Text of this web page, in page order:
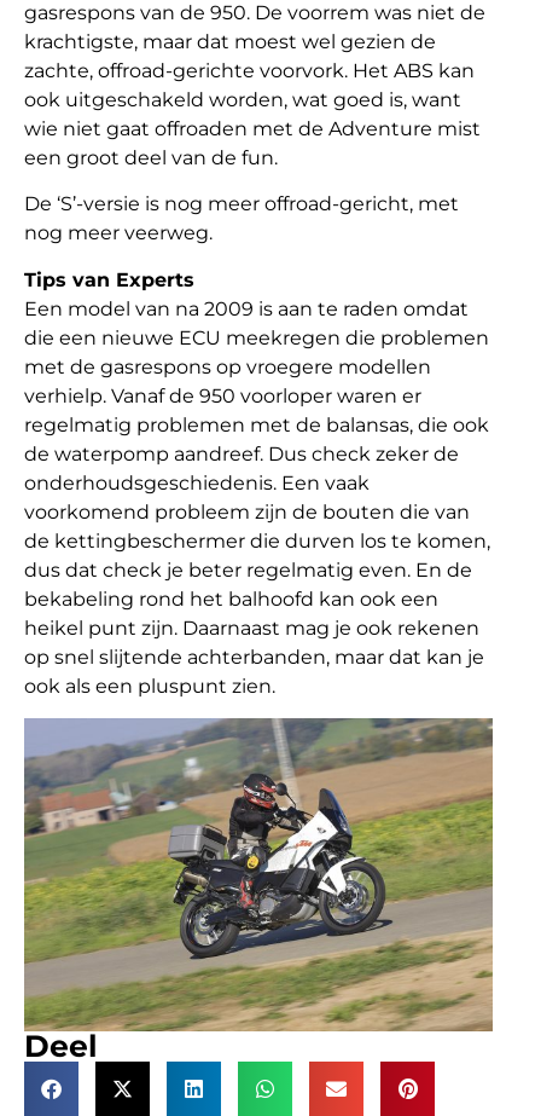
gasrespons van de 950. De voorrem was niet de
krachtigste, maar dat moest wel gezien de
zachte, offroad-gerichte voorvork. Het ABS kan
ook uitgeschakeld worden, wat goed is, want
wie niet gaat offroaden met de Adventure mist
een groot deel van de fun.
De ‘S’-versie is nog meer offroad-gericht, met
nog meer veerweg.
Tips van Experts
Een model van na 2009 is aan te raden omdat
die een nieuwe ECU meekregen die problemen
met de gasrespons op vroegere modellen
verhielp. Vanaf de 950 voorloper waren er
regelmatig problemen met de balansas, die ook
de waterpomp aandreef. Dus check zeker de
onderhoudsgeschiedenis. Een vaak
voorkomend probleem zijn de bouten die van
de kettingbeschermer die durven los te komen,
dus dat check je beter regelmatig even. En de
bekabeling rond het balhoofd kan ook een
heikel punt zijn. Daarnaast mag je ook rekenen
op snel slijtende achterbanden, maar dat kan je
ook als een pluspunt zien.
Deel